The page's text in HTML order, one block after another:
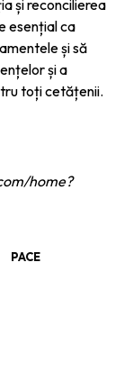
și reconcilierea
esențial ca
și să
și a
toți cetățenii.
home?
PACE